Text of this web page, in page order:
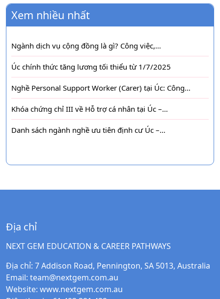
Xem nhiều nhất
Ngành dịch vụ cộng đồng là gì? Công việc,…
Úc chính thức tăng lương tối thiểu từ 1/7/2025
Nghề Personal Support Worker (Carer) tại Úc: Công…
Khóa chứng chỉ III về Hỗ trợ cá nhân tại Úc –…
Danh sách ngành nghề ưu tiên định cư Úc –…
Địa chỉ
NEXT GEM EDUCATION & CAREER PATHWAYS
Địa chỉ: 7 Addison Road, Pennington, SA 5013, Australia
Email: team@nextgem.com.au
Website: www.nextgem.com.au